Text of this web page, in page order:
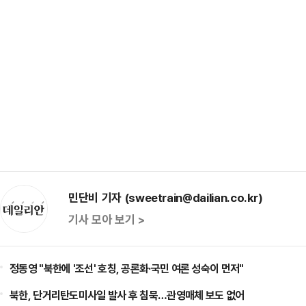
민단비 기자 (sweetrain@dailian.co.kr)
기사 모아 보기 >
정동영 "북한에 '조선' 호칭, 공론화·국민 여론 성숙이 먼저"
북한, 단거리탄도미사일 발사 후 침묵…관영매체 보도 없어